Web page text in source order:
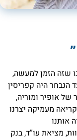
שזה הזמן למעשה,
הנבחר היה קפריסין
של אופיר ומוריה,
מעמיקה יצרנו
אותנו
מציאת עו”ד, בנק